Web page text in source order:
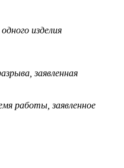
изделия
заявленная
работы, заявленное